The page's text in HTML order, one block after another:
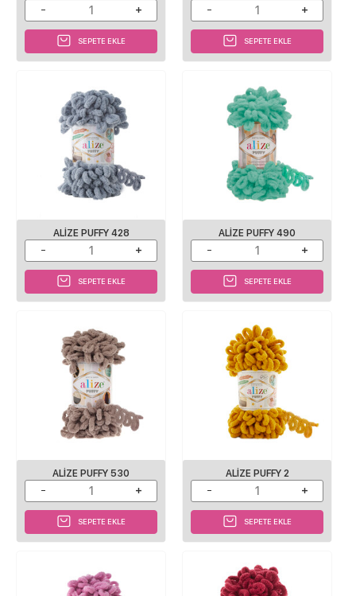
SEPETE EKLE SEPETE EKLE
ALIZE PUFFY 428
SEPETE EKLE
ALIZE PUFFY 490
SEPETE EKLE
ALIZE PUFFY 530
SEPETE EKLE
ALIZE PUFFY 2
SEPETE EKLE